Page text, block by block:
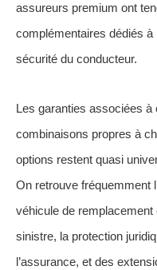
assureurs premium ont
complémentaires dédiés
sécurité du conducteur.
Les garanties associées
combinaisons propres à
options restent quasi
On retrouve fréquemment
véhicule de remplacement
sinistre, la protection
l’assurance, et des